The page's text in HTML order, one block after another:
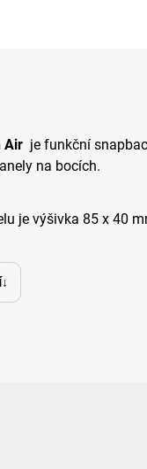
Air je funkční
na bocích.
je výšivka 85 x 40